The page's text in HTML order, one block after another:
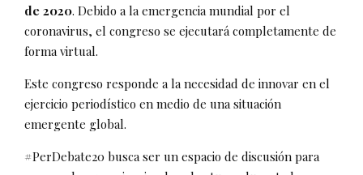
de 2020. Debido a la emergencia mundial por el
coronavirus, el congreso se ejecutará completamente de
forma virtual.
Este congreso responde a la necesidad de innovar en el
ejercicio periodístico en medio de una situación
emergente global.
#PerDebate20 busca ser un espacio de discusión para